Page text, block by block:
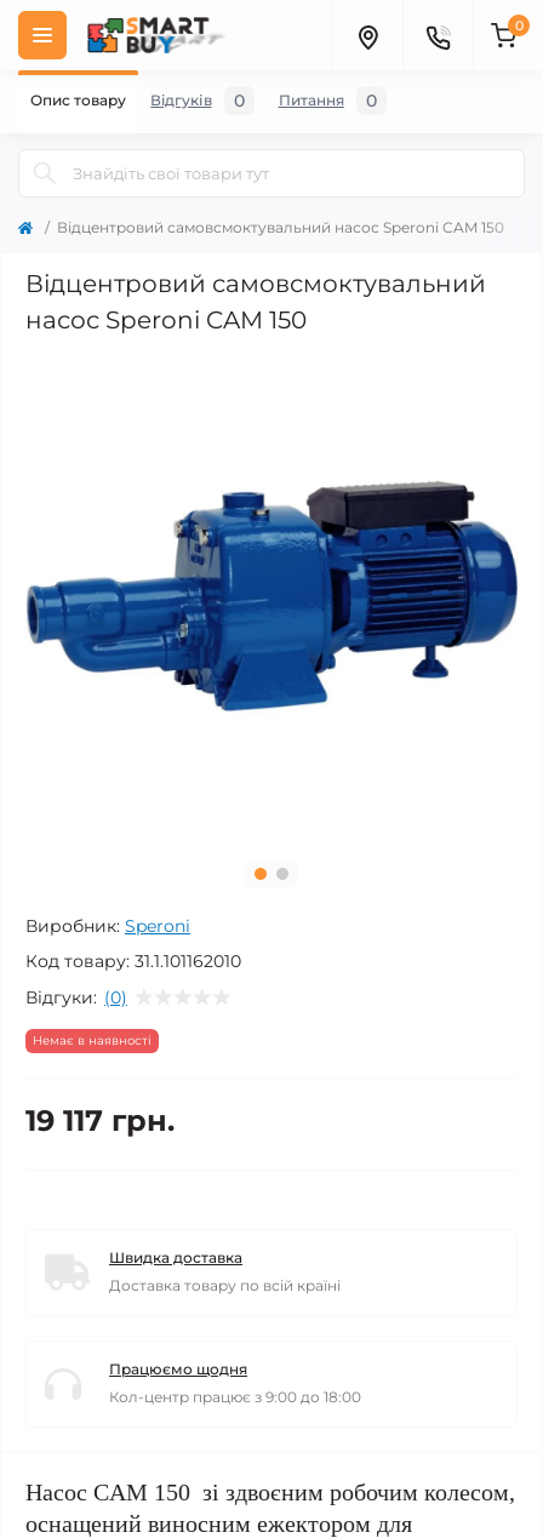
0
Відцентровий самовсмоктувальний насос Speroni CAM 150
Відцентровий самовсмоктувальний
насос Speroni CAM 150
Виробник: Speroni
Код товару: 31.1.101162010
Відгуки: (0)
Немає в наявності
19 117 грн.
Швидка доставка
Доставка товару по всій країні
Працюємо щодня
Кол-центр працює з 9:00 до 18:00
Опис товару Відгуків 0 Питання 0
Насос CAM 150 зі здвоєним робочим колесом,
оснащений виносним ежектором для